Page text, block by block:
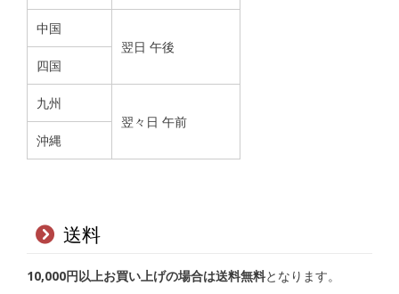
中国
翌日 午後
四国
九州
翌々日 午前
沖縄
送料
10,000円以上お買い上げの場合は送料無料となります。